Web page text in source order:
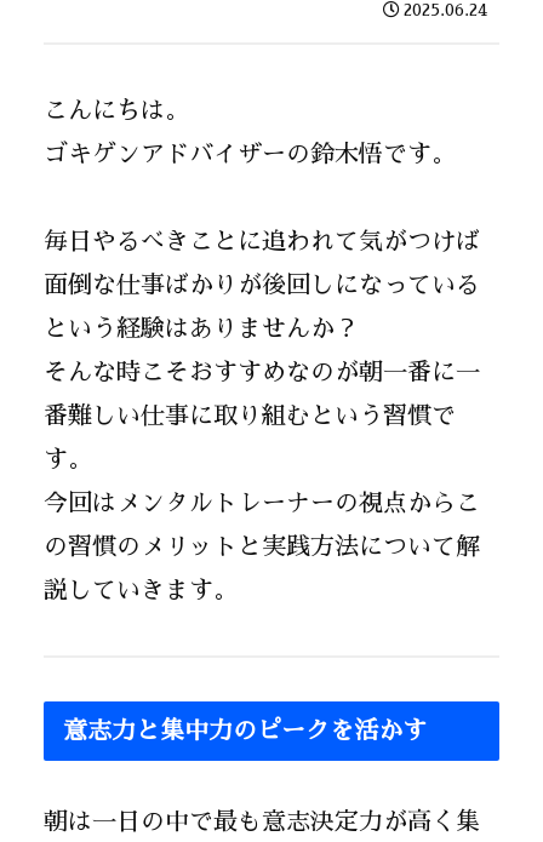
2025.06.24
こんにちは。
ゴキゲンアドバイザーの鈴木悟です。
毎日やるべきことに追われて気がつけば
面倒な仕事ばかりが後回しになっている
という経験はありませんか？
そんな時こそおすすめなのが朝一番に一
番難しい仕事に取り組むという習慣で
す。
今回はメンタルトレーナーの視点からこ
の習慣のメリットと実践方法について解
説していきます。
意志力と集中力のピークを活かす
朝は一日の中で最も意志決定力が高く集